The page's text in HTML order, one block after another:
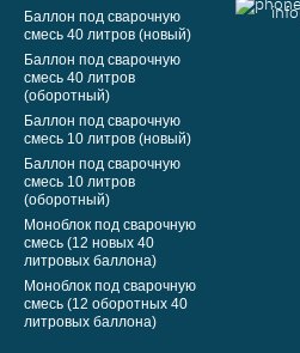
Баллон под сварочную
смесь 40 литров (новый)
Баллон под сварочную
смесь 40 литров
(оборотный)
Баллон под сварочную
смесь 10 литров (новый)
Баллон под сварочную
смесь 10 литров
(оборотный)
Моноблок под сварочную
смесь (12 новых 40
литровых баллона)
Моноблок под сварочную
смесь (12 оборотных 40
литровых баллона)